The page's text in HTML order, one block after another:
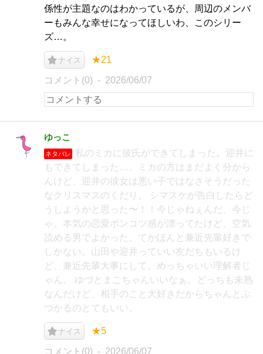
係性が主題なのはわかっているが、周辺のメンバ
ーもみんな幸せになってほしいわ、このシリー
ズ…。
ナイス ★21
コメント(0) 2026/06/07
ゆっこ
ネタバレ
私のミカに彼氏ができてしまった。迎井に
もできてしまった…。ミカの方はまだよく分から
んけど、迎井の彼女は悪い子ではなさそうだった
なクリスマスのくだり。 シマスケが告白したらど
うしようかと思った〜！！今じゃねぇんだ、今じ
ゃ。本気の恋愛ポンコツ感が漂ってたけど、空気
読める男でよかった。てかほんと兼近先輩好きで
しかない。山田や迎井っていい友だちもいるけ
ど、兼近先輩大事にして。めっちゃいい理解者じ
ゃん。 ゆづとまこちゃんいいなぁ。どっちも未熟
なんだけど、相手のこと大好きだからちゃんとぶ
つかるのとてもいい。
ナイス ★5
コメント(0) 2026/06/07